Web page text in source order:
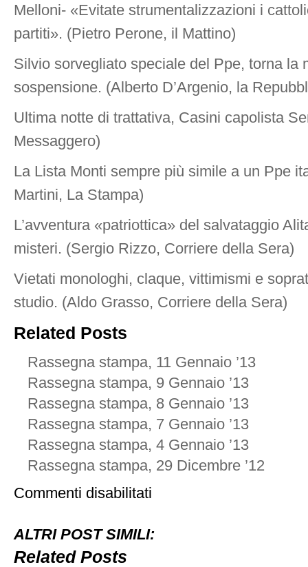
Melloni- «Evitate strumentalizzazioni i
partiti». (Pietro Perone, il Mattino)
Silvio sorvegliato speciale del Ppe, torna la
sospensione. (Alberto D’Argenio, la
Ultima notte di trattativa, Casini capolista
Messaggero)
La Lista Monti sempre più simile a un Ppe
Martini, La Stampa)
L’avventura «patriottica» del salvataggio
misteri. (Sergio Rizzo, Corriere della Sera)
Vietati monologhi, claque, vittimismi e
studio. (Aldo Grasso, Corriere della Sera)
Related Posts
Rassegna stampa, 11 Gennaio ’13
Rassegna stampa, 9 Gennaio ’13
Rassegna stampa, 8 Gennaio ’13
Rassegna stampa, 7 Gennaio ’13
Rassegna stampa, 4 Gennaio ’13
Rassegna stampa, 29 Dicembre ’12
Commenti disabilitati
Gennaio
ALTRI POST SIMILI:
Related Posts